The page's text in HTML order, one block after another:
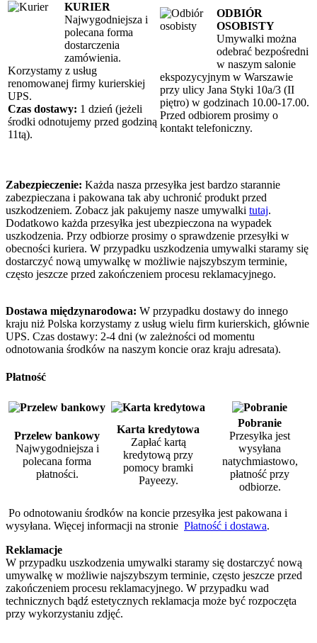
KURIER
Najwygodniejsza i
polecana forma
dostarczenia
zamówienia.
Korzystamy z usług
renomowanej firmy kurierskiej
UPS.
Czas dostawy: 1 dzień (jeżeli
środki odnotujemy przed godziną
11tą).
ODBIÓR
OSOBISTY
Umywalki można
odebrać bezpośredni
w naszym salonie
ekspozycyjnym w Warszawie
przy ulicy Jana Styki 10a/3 (II
piętro) w godzinach 10.00-17.00.
Przed odbiorem prosimy o
kontakt telefoniczny.
Zabezpieczenie: Każda nasza przesyłka jest bardzo starannie
zabezpieczana i pakowana tak aby uchronić produkt przed
uszkodzeniem. Zobacz jak pakujemy nasze umywalki tutaj.
Dodatkowo każda przesyłka jest ubezpieczona na wypadek
uszkodzenia. Przy odbiorze prosimy o sprawdzenie przesyłki w
obecności kuriera. W przypadku uszkodzenia umywalki staramy się
dostarczyć nową umywalkę w możliwie najszybszym terminie,
często jeszcze przed zakończeniem procesu reklamacyjnego.
Dostawa międzynarodowa: W przypadku dostawy do innego
kraju niż Polska korzystamy z usług wielu firm kurierskich, głównie
UPS. Czas dostawy: 2-4 dni (w zależności od momentu
odnotowania środków na naszym koncie oraz kraju adresata).
Płatność
Przelew bankowy
Najwygodniejsza i
polecana forma
płatności.
Karta kredytowa
Zapłać kartą
kredytową przy
pomocy bramki
Payeezy.
Pobranie
Przesyłka jest
wysyłana
natychmiastowo,
płatność przy
odbiorze.
Po odnotowaniu środków na koncie przesyłka jest pakowana i
wysyłana. Więcej informacji na stronie Płatność i dostawa.
Reklamacje
W przypadku uszkodzenia umywalki staramy się dostarczyć nową
umywalkę w możliwie najszybszym terminie, często jeszcze przed
zakończeniem procesu reklamacyjnego. W przypadku wad
technicznych bądź estetycznych reklamacja może być rozpoczęta
przy wykorzystaniu zdjęć.